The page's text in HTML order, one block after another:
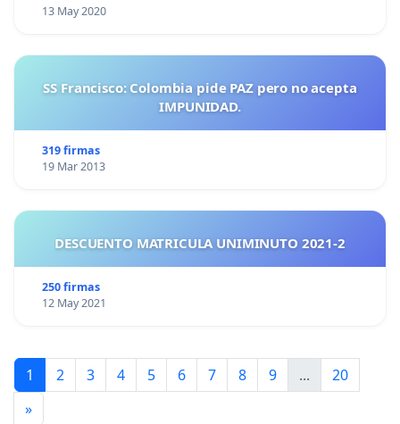
13 May 2020
SS Francisco: Colombia pide PAZ pero no acepta
IMPUNIDAD.
319 firmas
19 Mar 2013
DESCUENTO MATRICULA UNIMINUTO 2021-2
250 firmas
12 May 2021
1 2 3 4 5 6 7 8 9 ...
20
»